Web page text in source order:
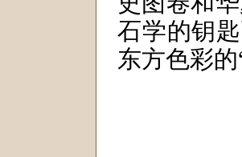
石学的钥
东方色彩